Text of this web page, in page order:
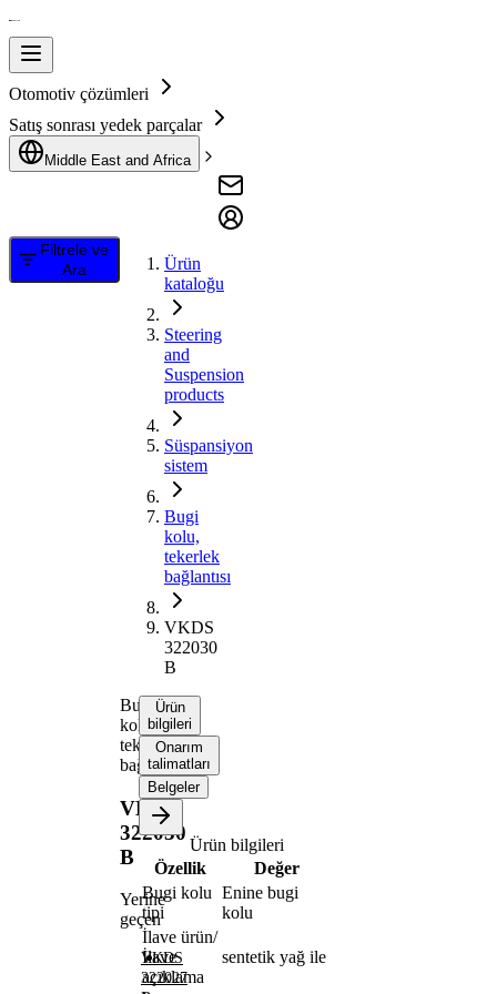
Otomotiv çözümleri
Satış sonrası yedek parçalar
Middle East and Africa
Filtrele ve
Ara
Ürün
kataloğu
Steering
and
Suspension
products
Süspansiyon
sistem
Bugi
kolu,
tekerlek
bağlantısı
VKDS
322030
B
Bugi
kolu,
tekerlek
bağlantısı
VKDS
322030
B
Yerine
geçen
VKDS
322027
Ürün
bilgileri
Onarım
talimatları
Belgeler
Ürün bilgileri
Özellik
Değer
Bugi kolu
tipi
Enine bugi
kolu
İlave ürün/
İlave
açıklama
sentetik yağ ile